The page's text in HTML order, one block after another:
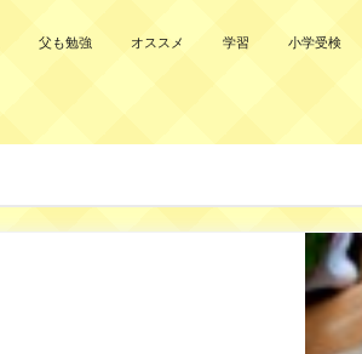
父も勉強 オススメ 学習 小学受検